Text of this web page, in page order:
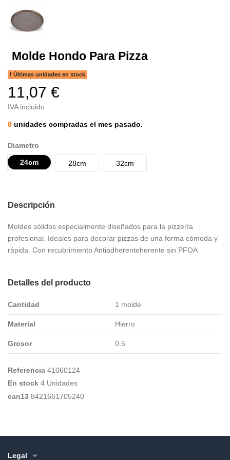
Molde Hondo Para Pizza
Últimas unidades en stock
11,07 €
IVA incluido
8 unidades compradas el mes pasado.
Diametro
24cm 28cm 32cm
Descripción
Moldes sólidos especialmente diseñados para la pizzería
profesional. Ideales para decorar pizzas de una forma cómoda y
rápida. Con recubrimiento Antiadherenteherente sin PFOA
Detalles del producto
Cantidad 1 molde
Material Hierro
Grosor 0.5
Referencia 41060124
En stock 4 Unidades
ean13 8421661705240
Legal